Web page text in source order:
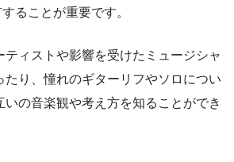
ることが重要です。
ティストや影響を受けたミュージシャ
たり、憧れのギターリフやソロについ
いの音楽観や考え方を知ることができ